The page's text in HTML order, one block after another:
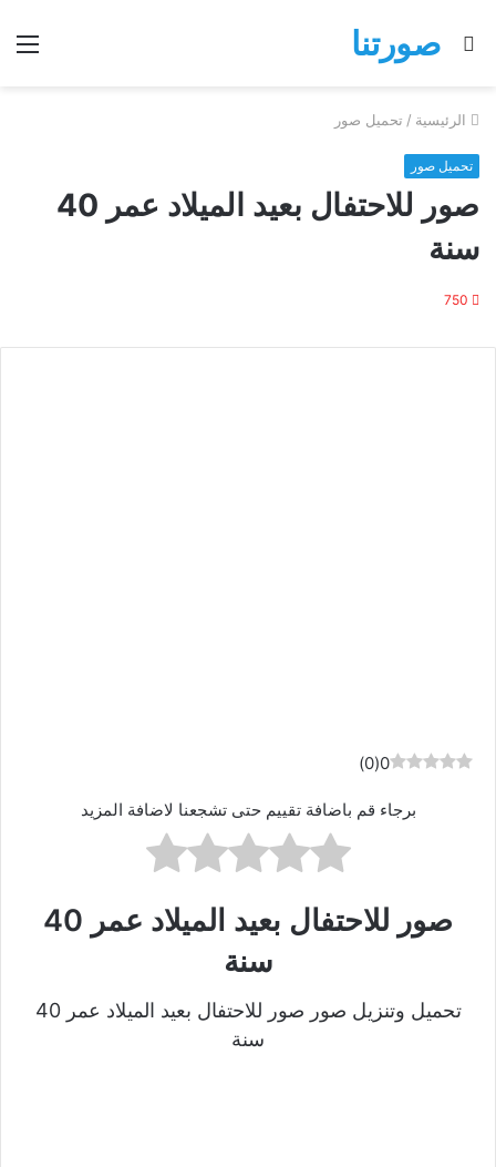
صورتنا
بحث
الرئيسية / تحميل صور
تحميل صور
صور للاحتفال بعيد الميلاد عمر 40
سنة
750
0
(
0
)
برجاء قم باضافة تقييم حتى تشجعنا لاضافة المزيد
صور للاحتفال بعيد الميلاد عمر 40
سنة
تحميل وتنزيل صور صور للاحتفال بعيد الميلاد عمر 40
سنة